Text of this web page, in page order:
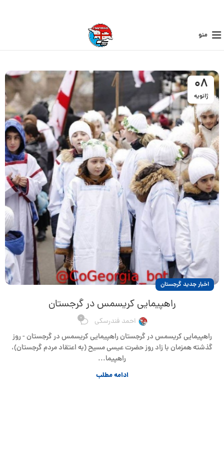
منو
08
ژانویه
اخبار جدید گرجستان
راهپیمایی کریسمس در گرجستان
احمد فندرسکی 0
راهپیمایی کریسمس در گرجستان راهپیمایی کریسمس در گرجستان - روز
گذشته همزمان با زاد روز حضرت عیسی مسیح (به اعتقاد مردم گرجستان)،
راهپیما...
ادامه مطلب